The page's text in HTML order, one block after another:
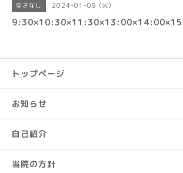
空きなし 2024-01-09 (火)
トップページ
お知らせ
自己紹介
当院の方針